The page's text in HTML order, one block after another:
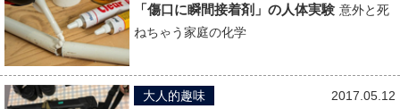
「傷口に瞬間接着剤」の人体実験 意外と死
ねちゃう家庭の化学
2017.05.12
大人的趣味